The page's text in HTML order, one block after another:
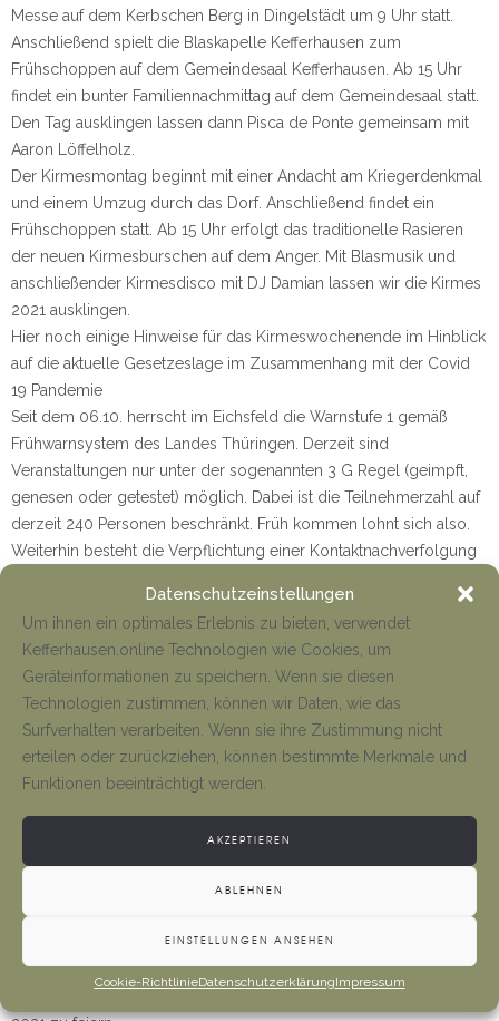
Datenschutzeinstellungen
Um ihnen ein optimales Erlebnis zu bieten, verwendet
Kefferhausen.online Technologien wie Cookies, um
Geräteinformationen zu speichern. Wenn sie diesen
Technologien zustimmen, können wir Daten, wie das
Surfverhalten verarbeiten. Wenn sie ihre Zustimmung nicht
erteilen oder zurückziehen, können bestimmte Merkmale und
Funktionen beeinträchtigt werden.
AKZEPTIEREN
ABLEHNEN
EINSTELLUNGEN ANSEHEN
Cookie-RichtlinieDatenschutzerklärungImpressum
Messe auf dem Kerbschen Berg in Dingelstädt um 9 Uhr statt.
Anschließend spielt die Blaskapelle Kefferhausen zum
Frühschoppen auf dem Gemeindesaal Kefferhausen. Ab 15 Uhr
findet ein bunter Familiennachmittag auf dem Gemeindesaal statt.
Den Tag ausklingen lassen dann Pisca de Ponte gemeinsam mit
Aaron Löffelholz.
Der Kirmesmontag beginnt mit einer Andacht am Kriegerdenkmal
und einem Umzug durch das Dorf. Anschließend findet ein
Frühschoppen statt. Ab 15 Uhr erfolgt das traditionelle Rasieren
der neuen Kirmesburschen auf dem Anger. Mit Blasmusik und
anschließender Kirmesdisco mit DJ Damian lassen wir die Kirmes
2021 ausklingen.
Hier noch einige Hinweise für das Kirmeswochenende im Hinblick
auf die aktuelle Gesetzeslage im Zusammenhang mit der Covid
19 Pandemie
Seit dem 06.10. herrscht im Eichsfeld die Warnstufe 1 gemäß
Frühwarnsystem des Landes Thüringen. Derzeit sind
Veranstaltungen nur unter der sogenannten 3 G Regel (geimpft,
genesen oder getestet) möglich. Dabei ist die Teilnehmerzahl auf
derzeit 240 Personen beschränkt. Früh kommen lohnt sich also.
Weiterhin besteht die Verpflichtung einer Kontaktnachverfolgung
wir um den Download der Luca-App sowie der Hinterlegung der
relevanten Bescheinigungen um einen reibungslosen Einlass zu
ermöglichen. Wer die App nicht nutzen kann bitten wir um
Vorlage der Bescheinigung vor Ort.
Für Ungeimpfte:
Bitte vereinbart nach Möglichkeit einen individuellen Termin zur
Testung in einem der Schnelltestzentren im Landkreis um an den
Veranstaltungen teilnehmen zu können.
https://www.kreis-eic.de/schnelltestangebote-im-landkreis.html
Zusätzlich bieten wir am Sonntag und Montag vor dem
Frühschoppen die Möglichkeit einer Testung vor Ort an.
Weiterhin gelten die bekannten Corona-Regeln (Abstand,
Hygiene, Maske).